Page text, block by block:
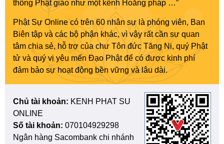
thông Phật giáo như một kênh Hoằng pháp …”
Phật Sự Online có trên 60 nhân sự là phóng viên, Ban
Biên tập và các bộ phận khác, vì vậy rất cần sự quan
tâm chia sẻ, hỗ trợ của chư Tôn đức Tăng Ni, quý Phật
tử và quý vị yêu mến Đạo Phật để có được kinh phí
đảm bảo sự hoạt động bền vững và lâu dài.
Chủ tài khoản: KENH PHAT SU
ONLINE
Số tài khoản: 070104929298
Ngân hàng Sacombank chi nhánh